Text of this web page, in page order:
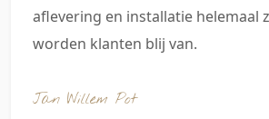
aflevering en installatie helemaal
worden klanten blij van.
Jan Willem Pot